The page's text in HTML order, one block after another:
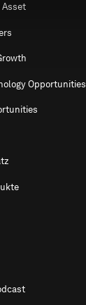
Asset
Opportunities